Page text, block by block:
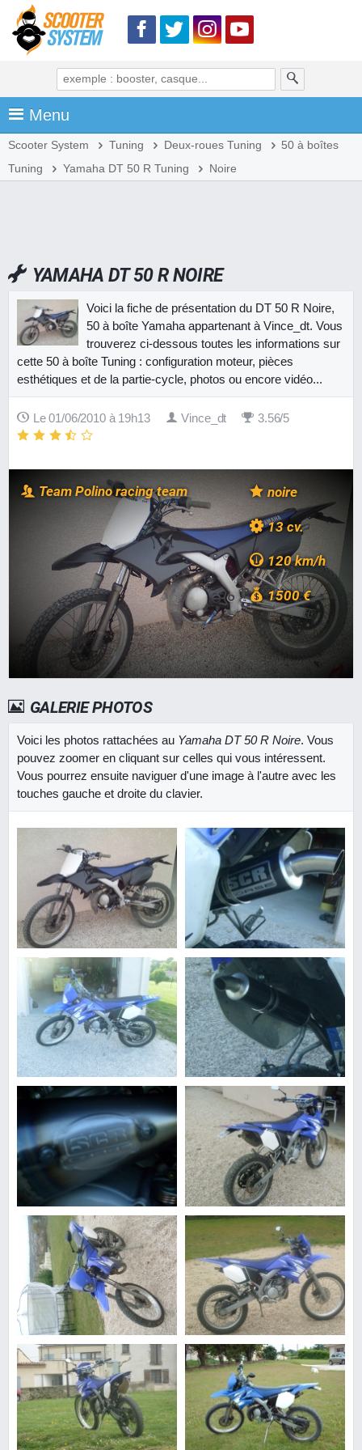
Menu
Scooter System Tuning Deux-roues Tuning
50 à boîtes
Tuning
Yamaha DT 50 R Tuning Noire
YAMAHA DT 50 R NOIRE
Voici la fiche de présentation du DT 50 R Noire,
50 à boîte Yamaha appartenant à Vince_dt. Vous
trouverez ci-dessous toutes les informations sur
cette 50 à boîte Tuning : configuration moteur, pièces
esthétiques et de la partie-cycle, photos ou encore vidéo...
Le 01/06/2010 à 19h13 Vince_dt 3.56/5
Team Polino racing team noire
13 cv.
120 km/h
1500 €
GALERIE PHOTOS
Voici les photos rattachées au Yamaha DT 50 R Noire. Vous
pouvez zoomer en cliquant sur celles qui vous intéressent.
Vous pourrez ensuite naviguer d'une image à l'autre avec les
touches gauche et droite du clavier.